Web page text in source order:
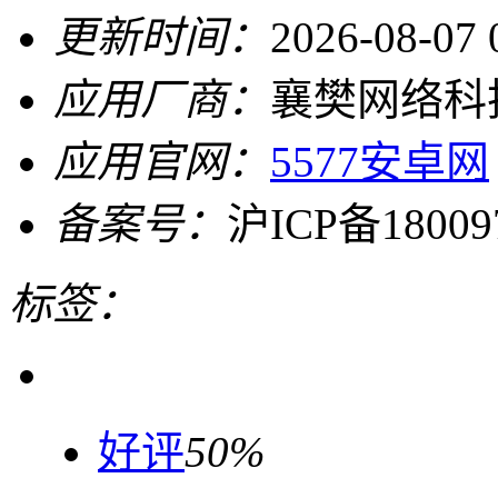
更新时间： 2026-08-07
应用厂商： 襄樊网络
应用官网： 5577安卓网
备案号： 沪ICP备
标签：
好评50%